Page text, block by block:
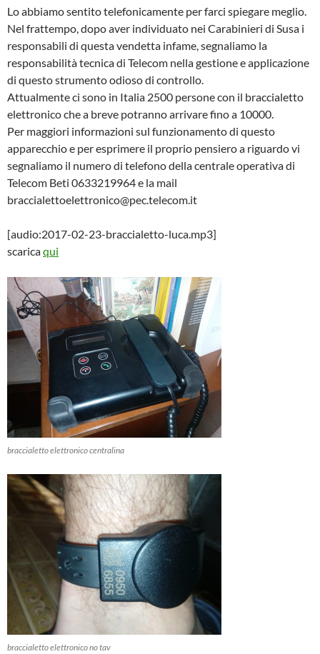
Lo abbiamo sentito telefonicamente per farci spiegare meglio.
Nel frattempo, dopo aver individuato nei Carabinieri di Susa i
responsabili di questa vendetta infame, segnaliamo la
responsabilità tecnica di Telecom nella gestione e applicazione
di questo strumento odioso di controllo.
Attualmente ci sono in Italia 2500 persone con il braccialetto
elettronico che a breve potranno arrivare fino a 10000.
Per maggiori informazioni sul funzionamento di questo
apparecchio e per esprimere il proprio pensiero a riguardo vi
segnaliamo il numero di telefono della centrale operativa di
Telecom Beti 0633219964 e la mail
braccialettoelettronico@pec.telecom.it
[audio:2017-02-23-braccialetto-luca.mp3]
scaricaqui
braccialetto elettronico centralina
braccialetto elettronico no tav